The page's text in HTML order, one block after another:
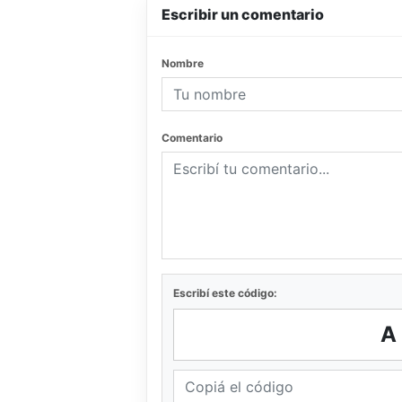
Escribir un comentario
Nombre
Comentario
Escribí este código: